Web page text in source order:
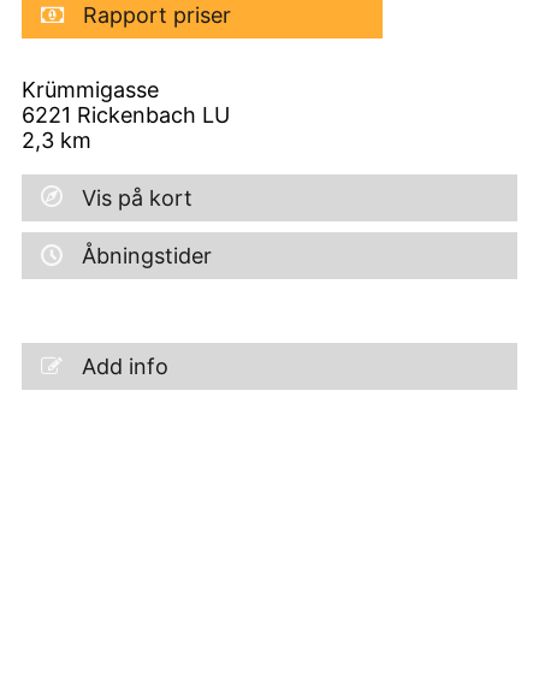
Rapport priser
Krümmigasse
6221 Rickenbach LU
2,3 km
Vis på kort
Åbningstider
Add info